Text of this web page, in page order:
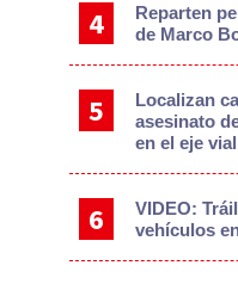
Reparten
de Marco
Localizan
asesinato
en el eje
VIDEO:
vehículos